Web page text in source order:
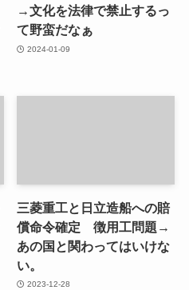
→文化を法律で禁止するっ
て野蛮だなぁ
2024-01-09
三菱重工と日立造船への賠
償命令確定 徴用工問題→
あの国と関わってはいけな
い。
2023-12-28